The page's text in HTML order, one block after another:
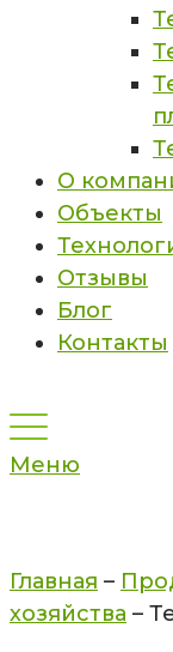
О
Объекты
Отзывы
Блог
Контакты
Меню
Главная –
хозяйства –